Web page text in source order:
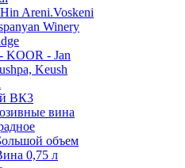
Areni.Voskeni
Winery
KOOR - Jan
Keush
ВК3
вина
объем
0,75 л